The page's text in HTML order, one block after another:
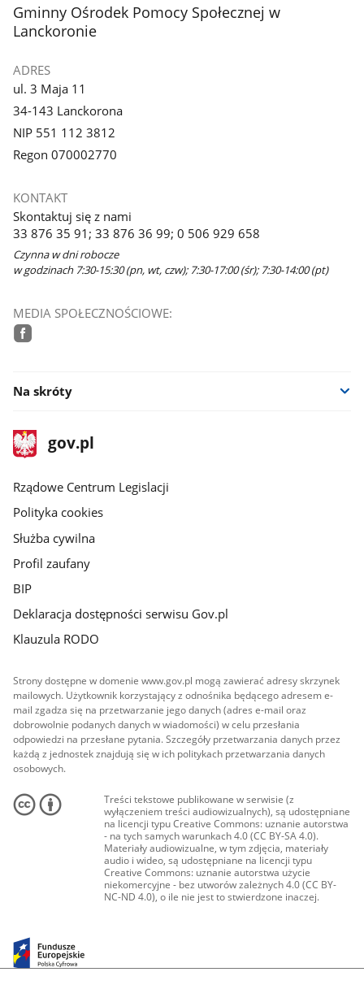
stopka
Gminny Ośrodek Pomocy Społecznej w
Lanckoronie
ADRES
ul. 3 Maja 11
34-143 Lanckorona
NIP 551 112 3812
Regon 070002770
KONTAKT
Skontaktuj się z nami
33 876 35 91; 33 876 36 99; 0 506 929 658
Czynna w dni robocze
w godzinach 7:30-15:30 (pn, wt, czw); 7:30-17:00 (śr); 7:30-14:00 (pt)
MEDIA SPOŁECZNOŚCIOWE:
Na skróty
stopka
gov.plStrona
gov.pl
Rządowe Centrum Legislacji
Polityka cookies
Służba cywilna
Profil zaufany
BIP
Deklaracja dostępności serwisu Gov.pl
Klauzula RODO
Strony dostępne w domenie www.gov.pl mogą zawierać adresy skrzynek
mailowych. Użytkownik korzystający z odnośnika będącego adresem e-
mail zgadza się na przetwarzanie jego danych (adres e-mail oraz
dobrowolnie podanych danych w wiadomości) w celu przesłania
odpowiedzi na przesłane pytania. Szczegóły przetwarzania danych przez
każdą z jednostek znajdują się w ich politykach przetwarzania danych
osobowych.
Treści tekstowe publikowane w serwisie (z
wyłączeniem treści audiowizualnych), są udostępniane
na licencji typu Creative Commons: uznanie autorstwa
- na tych samych warunkach 4.0 (CC BY-SA 4.0).
Materiały audiowizualne, w tym zdjęcia, materiały
audio i wideo, są udostępniane na licencji typu
Creative Commons: uznanie autorstwa użycie
niekomercyjne - bez utworów zależnych 4.0 (CC BY-
NC-ND 4.0), o ile nie jest to stwierdzone inaczej.